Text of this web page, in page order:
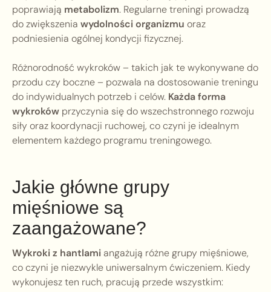
poprawiają metabolizm. Regularne treningi prowadzą
do zwiększenia wydolności organizmu oraz
podniesienia ogólnej kondycji fizycznej.
Różnorodność wykroków – takich jak te wykonywane do
przodu czy boczne – pozwala na dostosowanie treningu
do indywidualnych potrzeb i celów. Każda forma
wykroków przyczynia się do wszechstronnego rozwoju
siły oraz koordynacji ruchowej, co czyni je idealnym
elementem każdego programu treningowego.
Jakie główne grupy
mięśniowe są
zaangażowane?
Wykroki z hantlamiangażują różne grupy mięśniowe,
co czyni je niezwykle uniwersalnym ćwiczeniem. Kiedy
wykonujesz ten ruch, pracują przede wszystkim: